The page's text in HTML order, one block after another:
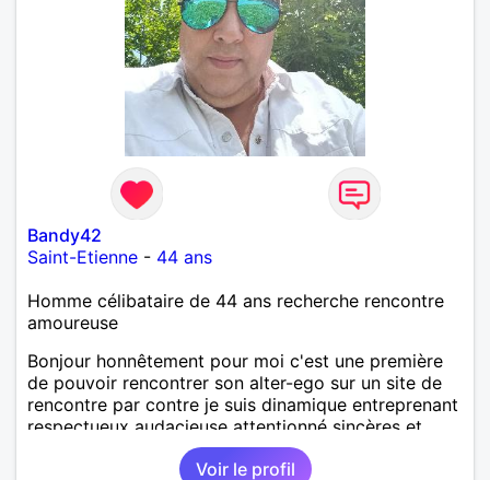
Bandy42
Saint-Etienne - 44 ans
Homme célibataire de 44 ans recherche rencontre
amoureuse
Bonjour honnêtement pour moi c'est une première
de pouvoir rencontrer son alter-ego sur un site de
rencontre par contre je suis dinamique entreprenant
respectueux audacieuse attentionné sincères et
expressif et j' aime surtout les câlins et à les
partager avec humour et amour bisous à+ à bientôt
Voir le profil